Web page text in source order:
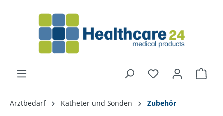
Arztbedarf Katheter und Sonden Zubehör